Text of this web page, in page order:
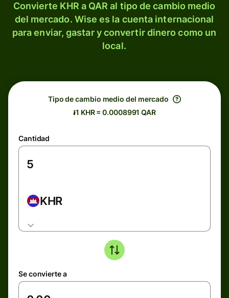
Convierte KHR a QAR al tipo de cambio medio
del mercado. Wise es la cuenta internacional
para enviar, gastar y convertir dinero como un
local.
Tipo de cambio medio del mercado
៛1 KHR = 0.0008991 QAR
Cantidad
KHR
Se convierte a